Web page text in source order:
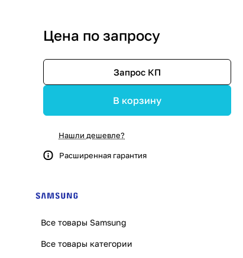
Цена по запросу
Запрос КП
В корзину
Нашли дешевле?
Расширенная гарантия
Все товары Samsung
Все товары категории